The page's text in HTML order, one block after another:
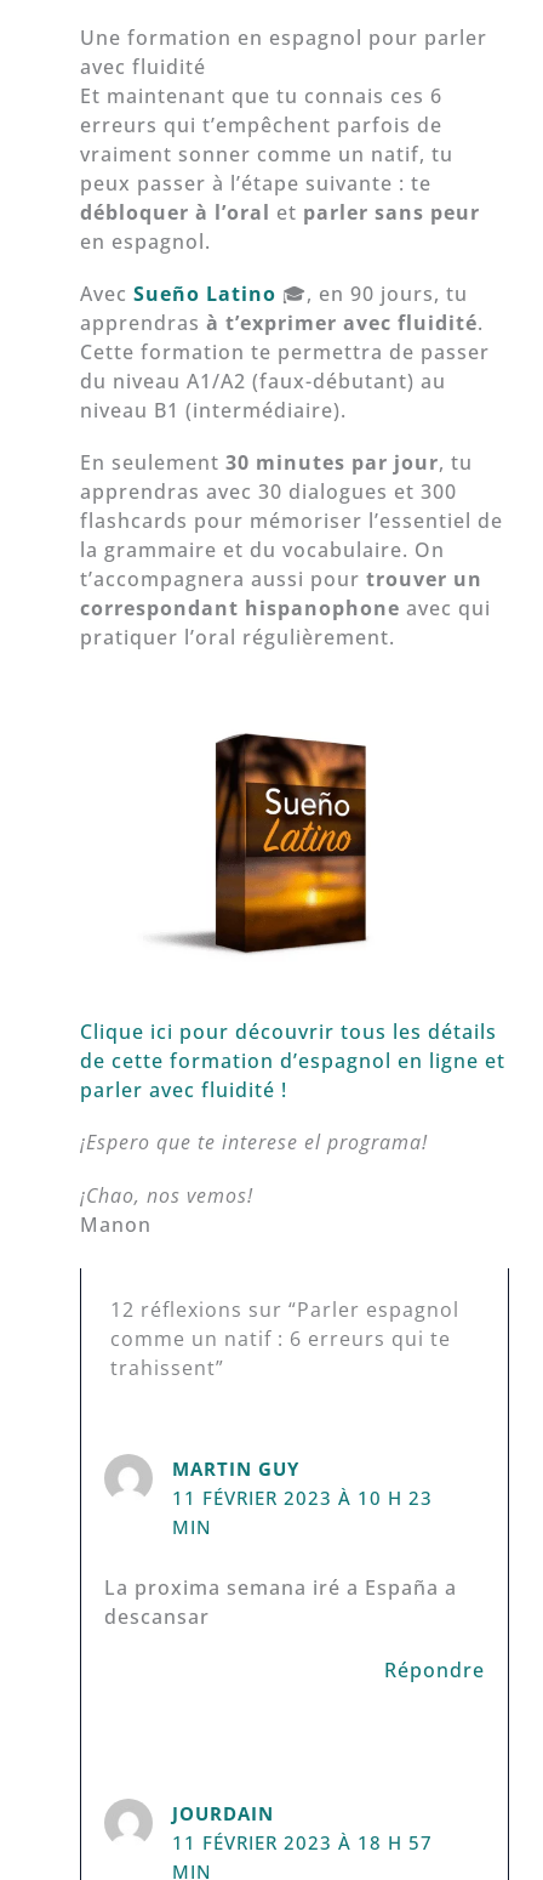
Une formation en espagnol pour parler
avec fluidité
Et maintenant que tu connais ces 6
erreurs qui t’empêchent parfois de
vraiment sonner comme un natif, tu
peux passer à l’étape suivante : te
débloquer à l’oral et parler sans peur
en espagnol.
AvecSueño Latino 🎓, en 90 jours, tu
apprendrasà t’exprimer avec fluidité.
Cette formation te permettra de passer
du niveau A1/A2 (faux-débutant) au
niveau B1 (intermédiaire).
En seulement30 minutes par jour, tu
apprendras avec 30 dialogues et 300
flashcards pour mémoriser l’essentiel de
la grammaire et du vocabulaire. On
t’accompagnera aussi pour trouver un
correspondant hispanophone avec qui
pratiquer l’oral régulièrement.
Clique ici pour découvrir tous les détails
de cette formation d’espagnol en ligne et
parler avec fluidité !
¡Espero que te interese el programa!
¡Chao, nos vemos!
Manon
12 réflexions sur “Parler espagnol
comme un natif : 6 erreurs qui te
trahissent”
MARTIN GUY
11 FÉVRIER 2023 À 10 H 23
MIN
La proxima semana iré a España a
descansar
Répondre
JOURDAIN
11 FÉVRIER 2023 À 18 H 57
MIN